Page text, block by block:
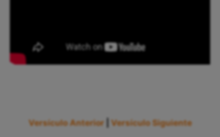
Versículo Anterior Versículo Siguiente